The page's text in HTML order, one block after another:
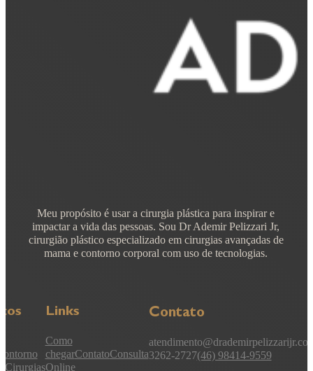
Meu propósito é usar a cirurgia plástica para inspirar e
impactar a vida das pessoas. Sou Dr Ademir Pelizzari Jr,
cirurgião plástico especializado em cirurgias avançadas de
mama e contorno corporal com uso de tecnologias.
Cirurgias
Links
Como
chegarContatoConsulta
Online
Contato
3262-2727(46) 98414-9559